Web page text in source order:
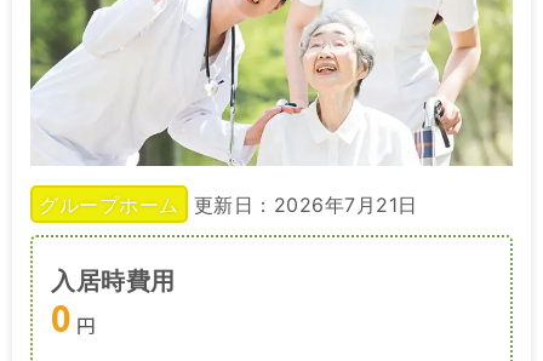
グループホーム 更新日：2026年7月21日
入居時費用
0 円